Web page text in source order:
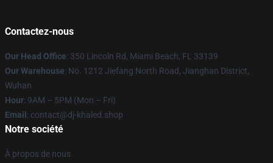
Contactez-nous
Our Head Office: 350 Lincoln Rd, Miami Beach, FL 33139
Our Warehouse: No. 1212 Jiefang North Road, Jianghan District,
Wuhan
Hour: 9AM – 5PM (Mon – Fri)
Email : contact@dj-khaled.shop
Notre société
À propos de nous